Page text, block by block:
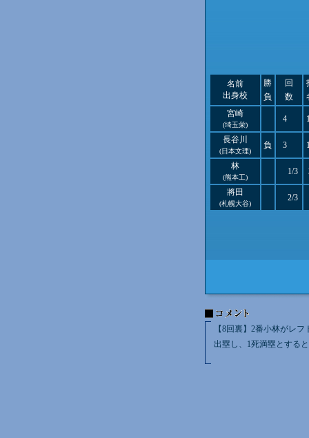
名前
出身校
勝
負
回
数
宮崎
(埼玉栄)
4
長谷川
(日本文理)
負 3
林
(熊本工)
1/3
將田
(札幌大谷)
2/3
【8回裏】2番小林がレ
出塁し、1死満塁とする